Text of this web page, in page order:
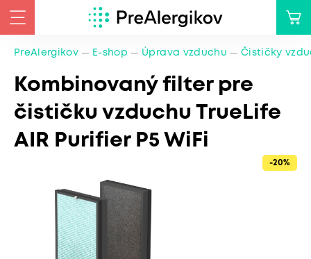
PreAlergikov E-shop Úprava vzduchu Čističky
Kombinovaný filter pre
čističku vzduchu TrueLife
AIR Purifier P5 WiFi
-20%